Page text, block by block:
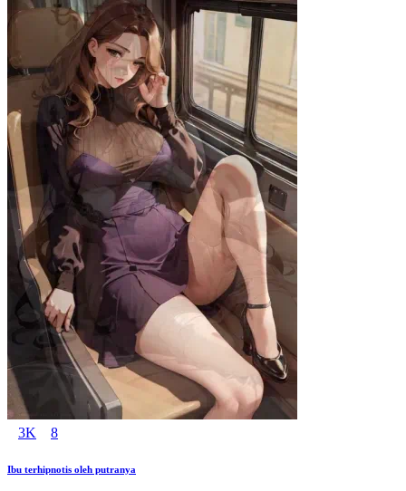
3K 8
Ibu terhipnotis oleh putranya